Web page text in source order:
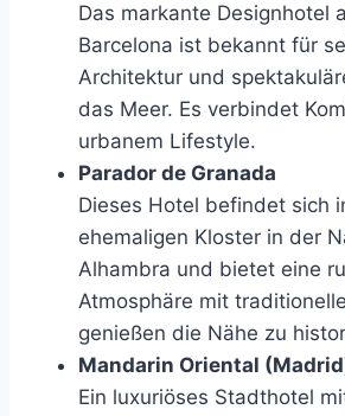
Das markante Designhotel
Barcelona ist bekannt für
Architektur und
das Meer. Es verbindet
urbanem Lifestyle.
Parador de Granada
Dieses Hotel befindet sich
ehemaligen Kloster in der
Alhambra und bietet eine
Atmosphäre mit
genießen die Nähe zu
Mandarin Oriental
Ein luxuriöses Stadthotel